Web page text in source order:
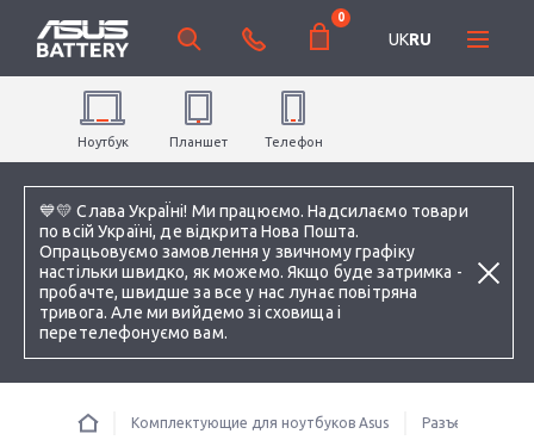
💙💛 Слава УкраЇні! Ми працюємо. Надсилаємо товари
по всій Україні, де відкрита Нова Пошта.
Опрацьовуємо замовлення у звичному графіку
настільки швидко, як можемо. Якщо буде затримка -
пробачте, швидше за все у нас лунає повітряна
тривога. Але ми вийдемо зі сховища і
перетелефонуємо вам.
0
UKRU
Ноутбук Планшет Телефон
Комплектующие для ноутбуков Asus Разъемы